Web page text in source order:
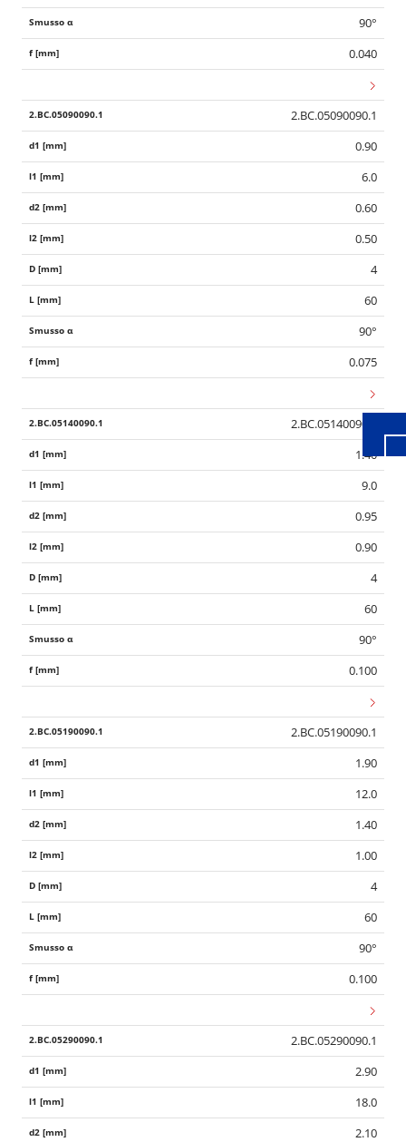
90°
0.040
2.BC.05090090.1
0.90
6.0
0.60
0.50
4
60
90°
0.075
2.BC.05140090.1
1.40
9.0
0.95
0.90
4
60
90°
0.100
2.BC.05190090.1
1.90
12.0
1.40
1.00
4
60
90°
0.100
2.BC.05290090.1
2.90
18.0
2.10